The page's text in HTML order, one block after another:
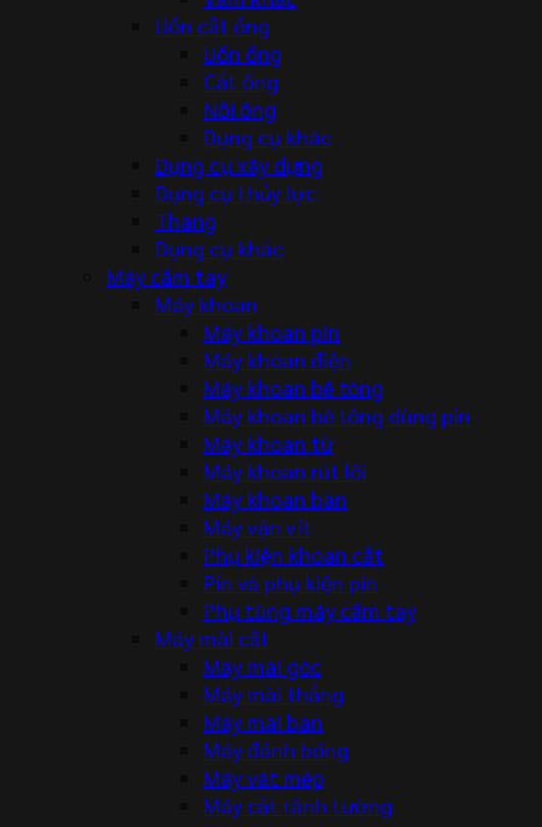
Uốn cắt ống
Uốn ống
Cắt ống
Nối ống
Dụng cụ khác
Dụng cụ xây dựng
Dụng cụ thủy lực
Thang
Dụng cụ khác
Máy cầm tay
Máy khoan
Máy khoan pin
Máy khoan điện
Máy khoan bê tông
Máy khoan bê tông dùng pin
Máy khoan từ
Máy khoan rút lõi
Máy khoan bàn
Máy vặn vít
Phụ kiện khoan cắt
Pin và phụ kiện pin
Phụ tùng máy cầm tay
Máy mài cắt
Máy mài góc
Máy mài thẳng
Máy mài bàn
Máy đánh bóng
Máy vát mép
Máy cắt rãnh tường